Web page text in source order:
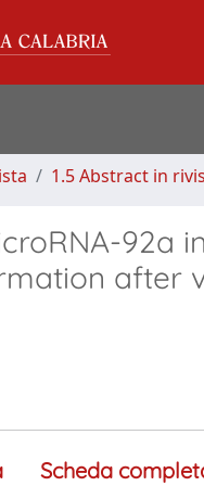
1.5 Abstract in
92a
after
Scheda